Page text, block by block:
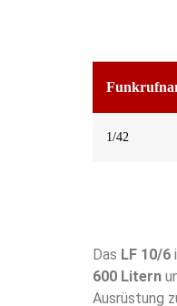
1/42
Das LF 10/6
600 Litern
Ausrüstung